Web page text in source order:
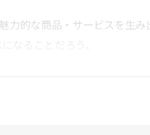
力的な商品・サービスを生み